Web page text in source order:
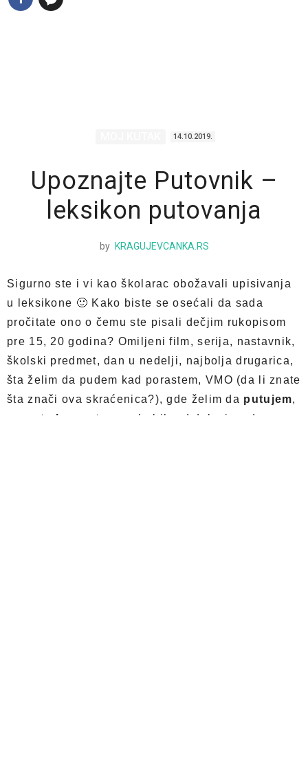
14.10.2019.
Upoznajte Putovnik –
leksikon putovanja
by KRAGUJEVCANKA.RS
Sigurno ste i vi kao školarac obožavali upisivanja
u leksikone 🙂 Kako biste se osećali da sada
pročitate ono o čemu ste pisali dečjim rukopisom
pre 15, 20 godina? Omiljeni film, serija, nastavnik,
školski predmet, dan u nedelji, najbolja drugarica,
šta želim da pudem kad porastem, VMO (da li znate
šta znači ova skraćenica?), gde želim da putujem,
put oko sveta
povela bih… I dolazimo do